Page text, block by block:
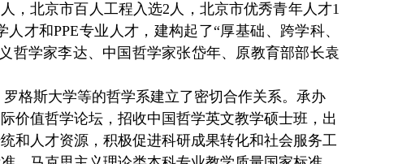
，北京市百人工程入选2人，北京市优秀青年人才1
才和PPE专业人才，建构起了“厚基础、跨学科、
哲学家李达、中国哲学家张岱年、原教育部部长袁
斯大学等的哲学系建立了密切合作关系。承办
价值哲学论坛，招收中国哲学英文教学硕士班，出
和人才资源，积极促进科研成果转化和社会服务工